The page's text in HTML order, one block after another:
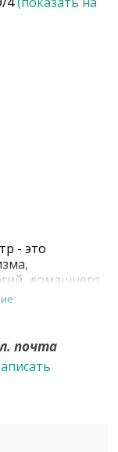
- это
домашнего
хоть раз
у нас
сервис и
почта